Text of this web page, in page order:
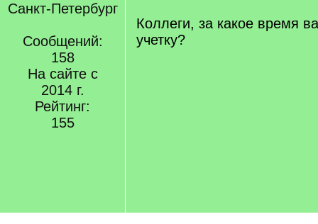
Санкт-Петербург
Сообщений:
158
На сайте с
2014 г.
Рейтинг:
155
Коллеги, за какое время
учетку?